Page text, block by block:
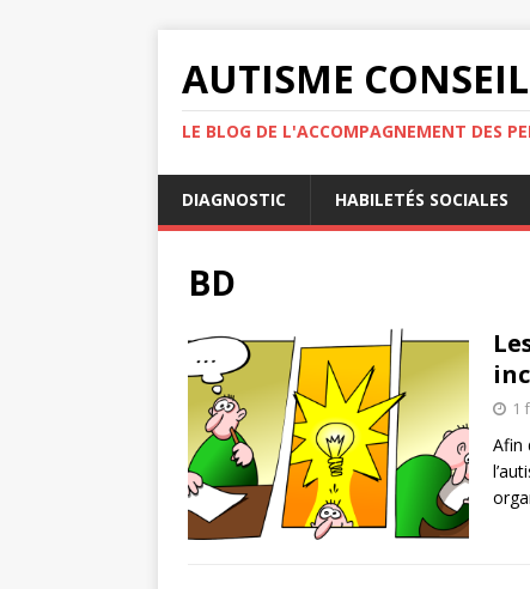
AUTISME CONSEIL
LE BLOG DE L'ACCOMPAGNEMENT DES
DIAGNOSTIC HABILETÉS SOCIALES
BD
1
Afin